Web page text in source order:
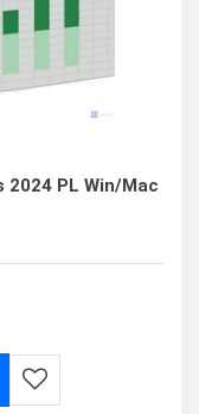
PL Win/Mac